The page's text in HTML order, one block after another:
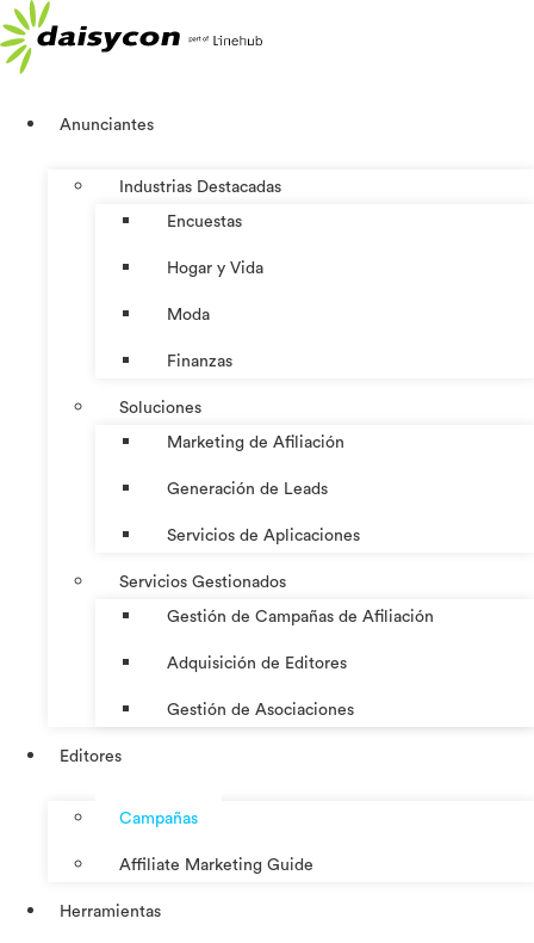
al
contenido
Anunciantes
Industrias Destacadas
Encuestas
Hogar y Vida
Moda
Finanzas
Soluciones
Marketing de Afiliación
Generación de Leads
Servicios de Aplicaciones
Servicios Gestionados
Gestión de Campañas de Afiliación
Adquisición de Editores
Gestión de Asociaciones
Editores
Campañas
Affiliate Marketing Guide
Herramientas